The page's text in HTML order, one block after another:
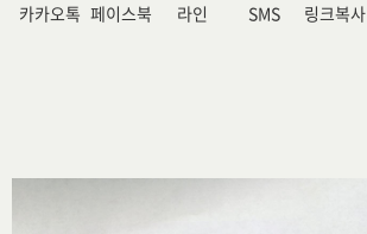
카카오톡 페이스북 라인 SMS 링크복사